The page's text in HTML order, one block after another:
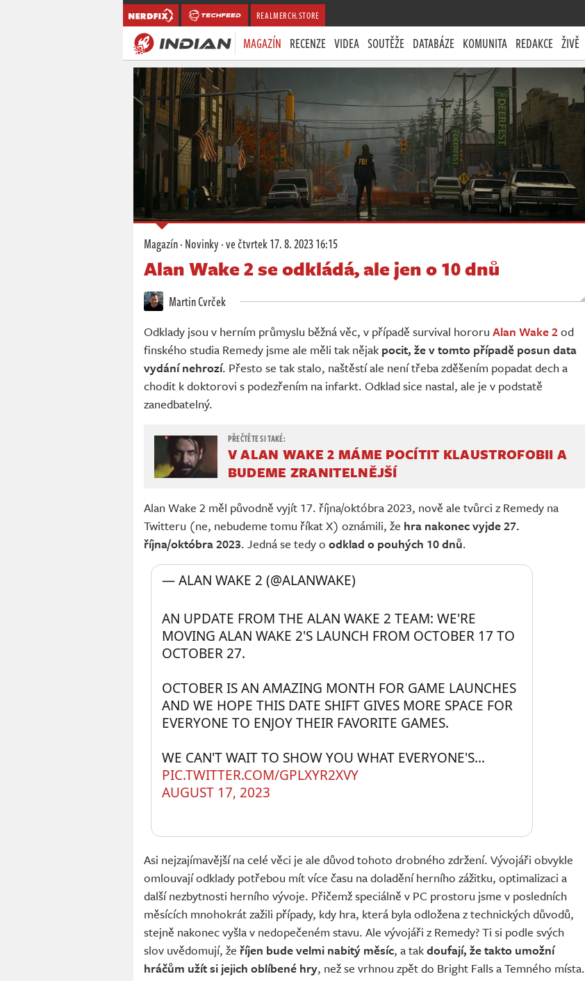
REALMERCH.STORE
MAGAZÍN RECENZE VIDEA SOUTĚŽE DATABÁZE KOMUNITA REDAKCE ŽIVĚ
Magazín·Novinky·ve čtvrtek17. 8. 2023 16:15
Alan Wake 2 se odkládá, ale jen o 10 dnů
Martin Cvrček
Odklady jsou v herním průmyslu běžná věc, v případě survival hororu Alan Wake 2od
finského studia Remedy jsme ale měli tak nějak pocit, že v tomto případě posun data
vydání nehrozí. Přesto se tak stalo, naštěstí ale není třeba zděšením popadat dech a
chodit k doktorovi s podezřením na infarkt. Odklad sice nastal, ale je v podstatě
zanedbatelný.
V ALAN WAKE 2 MÁME POCÍTIT KLAUSTROFOBII A
BUDEME ZRANITELNĚJŠÍ
Alan Wake 2 měl původně vyjít 17. října/októbra 2023, nově ale tvůrci z Remedy na
Twitteru (ne, nebudeme tomu říkat X) oznámili, že hra nakonec vyjde 27.
října/októbra 2023. Jedná se tedy o odklad o pouhých 10 dnů.
AN UPDATE FROM THE ALAN WAKE 2 TEAM: WE'RE
MOVING ALAN WAKE 2'S LAUNCH FROM OCTOBER 17 TO
OCTOBER 27.
OCTOBER IS AN AMAZING MONTH FOR GAME LAUNCHES
AND WE HOPE THIS DATE SHIFT GIVES MORE SPACE FOR
EVERYONE TO ENJOY THEIR FAVORITE GAMES.
PIC.TWITTER.COM/GPLXYR2XVY
— ALAN WAKE 2 (@ALANWAKE)
AUGUST 17, 2023
Asi nejzajímavější na celé věci je ale důvod tohoto drobného zdržení. Vývojáři obvykle
omlouvají odklady potřebou mít více času na doladění herního zážitku, optimalizaci a
další nezbytnosti herního vývoje. Přičemž speciálně v PC prostoru jsme v posledních
měsících mnohokrát zažili případy, kdy hra, která byla odložena z technických důvodů,
stejně nakonec vyšla v nedopečeném stavu. Ale vývojáři z Remedy? Ti si podle svých
slov uvědomují, že říjen bude velmi nabitý měsíc, a takdoufají, že takto umožní
hráčům užít si jejich oblíbené hry, než se vrhnou zpět do Bright Falls a Temného místa.